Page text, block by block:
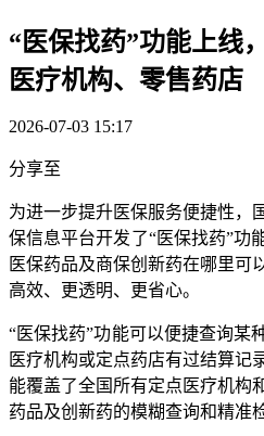
“医保找药”功能上线
医疗机构、零售药店
2026-07-03 15:17
分享至
为进一步提升医保服务便捷性，
保信息平台开发了“医保找药”功
医保药品及商保创新药在哪里可
高效、更透明、更省心。
“医保找药”功能可以便捷查询某
医疗机构或定点药店有过结算记
能覆盖了全国所有定点医疗机构
药品及创新药的模糊查询和精准